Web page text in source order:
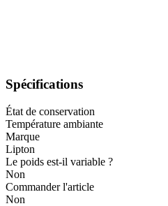
Spécifications
État de conservation
Température ambiante
Marque
Lipton
Le poids est-il variable ?
Non
Commander l'article
Non